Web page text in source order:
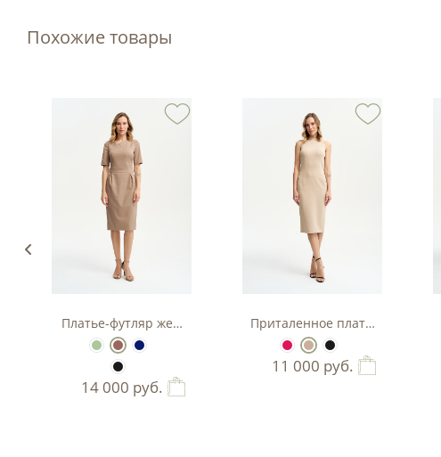
Похожие товары
Платье-футляр женское
14 000 руб.
Приталенное платье-футляр
11 000 руб.